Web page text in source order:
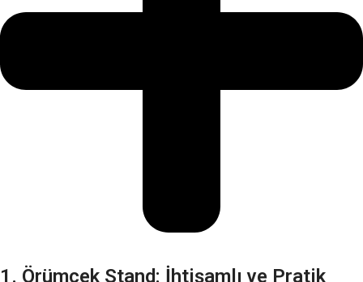
1. Örümcek Stand: İhtişamlı ve Pratik